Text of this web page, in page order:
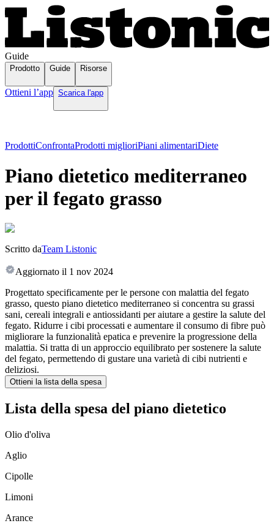
Guide
Prodotto Guide Risorse
Ottieni l’app Scarica l'app
ProdottiConfrontaProdotti miglioriPiani alimentariDiete
Piano dietetico mediterraneo
per il fegato grasso
Scritto daTeam Listonic
Aggiornato il 1 nov 2024
Progettato specificamente per le persone con malattia del fegato
grasso, questo piano dietetico mediterraneo si concentra su grassi
sani, cereali integrali e antiossidanti per aiutare a gestire la salute del
fegato. Ridurre i cibi processati e aumentare il consumo di fibre può
migliorare la funzionalità epatica e prevenire la progressione della
malattia. Si tratta di un approccio equilibrato per sostenere la salute
del fegato, permettendo di gustare una varietà di cibi nutrienti e
deliziosi.
Ottieni la lista della spesa
Lista della spesa del piano dietetico
Olio d'oliva
Aglio
Cipolle
Limoni
Arance